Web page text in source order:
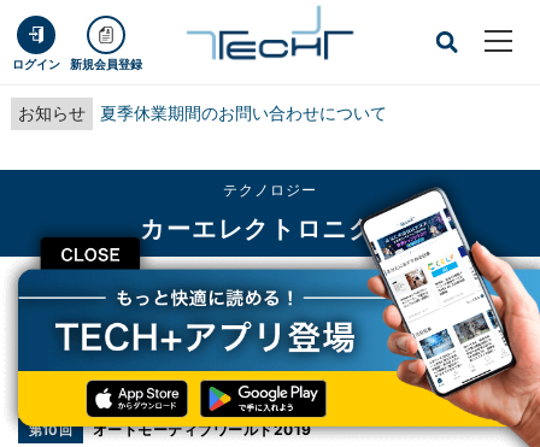
ログイン 新規会員登録
お知らせ 夏季休業期間のお問い合わせについて
CLOSE
テクノロジー
カーエレクトロニクス
TECH+ テクノロジー
カーエレクトロニクス
センサの新たな活用方法を提案する村田製作所
第10回 オートモーティブワールド2019